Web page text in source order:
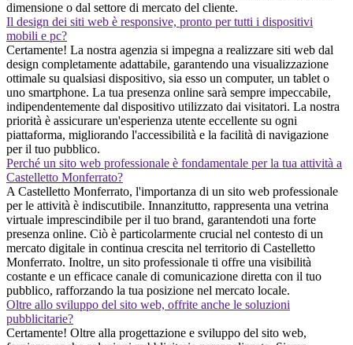
dimensione o dal settore di mercato del cliente.
Il design dei siti web è responsive, pronto per tutti i dispositivi
mobili e pc?
Certamente! La nostra agenzia si impegna a realizzare siti web dal
design completamente adattabile, garantendo una visualizzazione
ottimale su qualsiasi dispositivo, sia esso un computer, un tablet o
uno smartphone. La tua presenza online sarà sempre impeccabile,
indipendentemente dal dispositivo utilizzato dai visitatori. La nostra
priorità è assicurare un'esperienza utente eccellente su ogni
piattaforma, migliorando l'accessibilità e la facilità di navigazione
per il tuo pubblico.
Perché un sito web professionale è fondamentale per la tua attività a
Castelletto Monferrato?
A Castelletto Monferrato, l'importanza di un sito web professionale
per le attività è indiscutibile. Innanzitutto, rappresenta una vetrina
virtuale imprescindibile per il tuo brand, garantendoti una forte
presenza online. Ciò è particolarmente crucial nel contesto di un
mercato digitale in continua crescita nel territorio di Castelletto
Monferrato. Inoltre, un sito professionale ti offre una visibilità
costante e un efficace canale di comunicazione diretta con il tuo
pubblico, rafforzando la tua posizione nel mercato locale.
Oltre allo sviluppo del sito web, offrite anche le soluzioni
pubblicitarie?
Certamente! Oltre alla progettazione e sviluppo del sito web,